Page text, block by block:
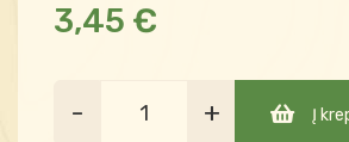
3,45 €
- + Į